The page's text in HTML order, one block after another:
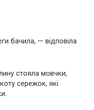
бачила, — відповіла
стояла мовчки,
сережок, які